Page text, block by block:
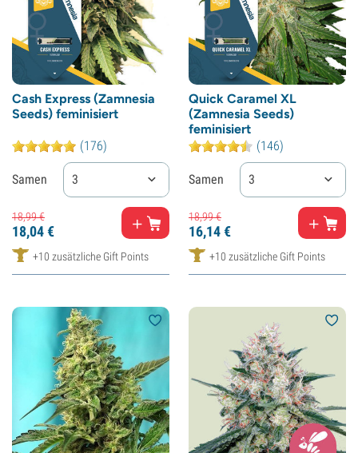
Cash Express (Zamnesia
Seeds) feminisiert
(176)
Samen 3
18,99€
18,04€
+10 zusätzliche Gift Points
Quick Caramel XL
(Zamnesia Seeds)
feminisiert
(146)
Samen 3
18,99€
16,14€
+10 zusätzliche Gift Points